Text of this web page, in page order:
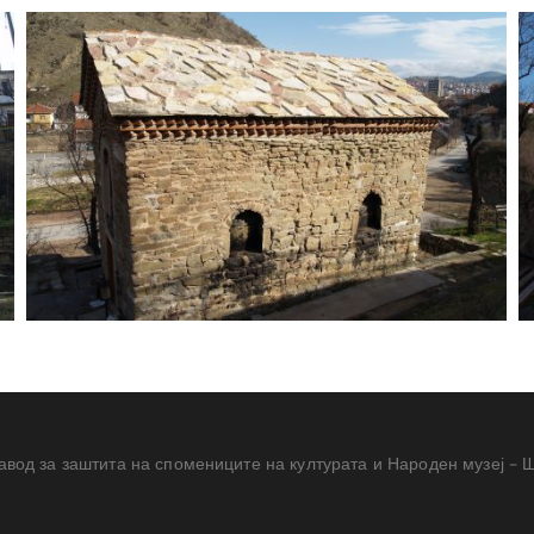
за заштита на спомениците на културата и Народен музеј –